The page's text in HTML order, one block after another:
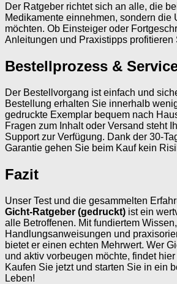
Der Ratgeber richtet sich an alle, die
Medikamente einnehmen, sondern die
möchten. Ob Einsteiger oder
Anleitungen und Praxistipps profitieren
Bestellprozess &
Der Bestellvorgang ist einfach und
Bestellung erhalten Sie innerhalb
gedruckte Exemplar bequem nach
Fragen zum Inhalt oder Versand steht
Support zur Verfügung. Dank der 30-
Garantie gehen Sie beim Kauf kein
Fazit
Unser Test und die gesammelten
Gicht-Ratgeber (gedruckt) ist ein
alle Betroffenen. Mit fundiertem
Handlungsanweisungen und
bietet er einen echten Mehrwert. Wer
und aktiv vorbeugen möchte, findet
Kaufen Sie jetzt und starten Sie in ein
Leben!